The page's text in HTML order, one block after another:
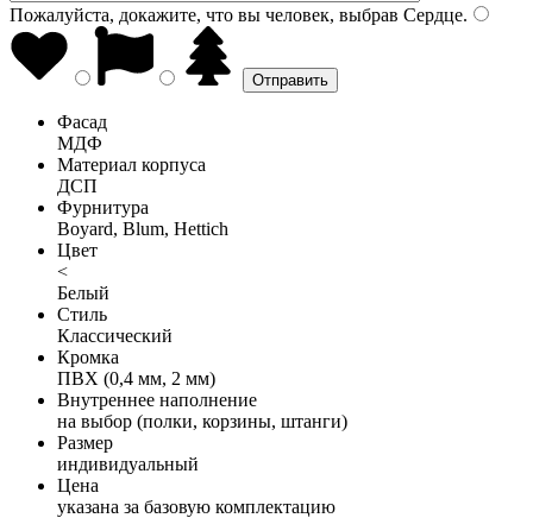
Пожалуйста, докажите, что вы человек, выбрав Сердце.
Фасад
МДФ
Материал корпуса
ДСП
Фурнитура
Boyard, Blum, Hettich
Цвет
<
Белый
Стиль
Классический
Кромка
ПВХ (0,4 мм, 2 мм)
Внутреннее наполнение
на выбор (полки, корзины, штанги)
Размер
индивидуальный
Цена
указана за базовую комплектацию